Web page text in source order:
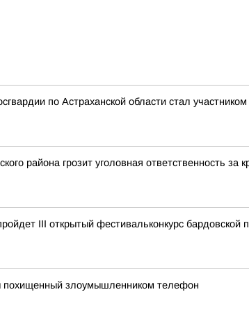
по Астраханской области стал
района грозит уголовная ответственность за
III открытый фестивальконкурс бардовской
похищенный злоумышленником телефон